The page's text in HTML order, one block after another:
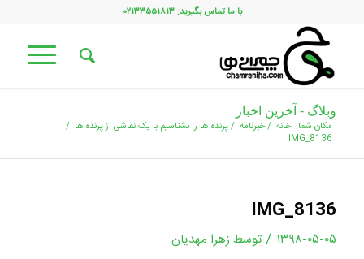
با ما تماس بگیرید: ۰۲۱۳۳۵۵۱۸۱۳
وبلاگ - آخرین اخبار
مکان شما: خانه /خبرنامه /پرنده ها را بشناسیم با یک نقاشی از پرنده ها /
IMG_8136
IMG_8136
۱۳۹۸-۰۵-۰۵ / توسط زهرا مهدیان